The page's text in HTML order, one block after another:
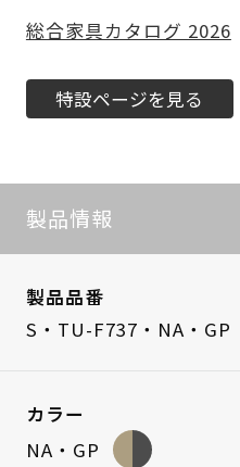
総合家具カタログ 2026
特設ページを見る
製品情報
製品品番
S・TU-F737・NA・GP
カラー
NA・GP